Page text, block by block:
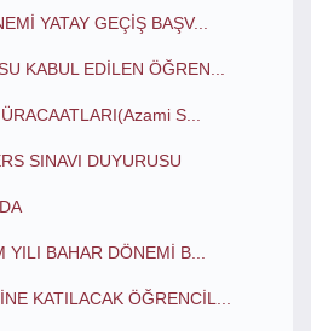
YATAY GEÇİŞ BAŞV...
KABUL EDİLEN ÖĞREN...
S...
SINAVI DUYURUSU
BAHAR DÖNEMİ B...
KATILACAK ÖĞRENCİL...